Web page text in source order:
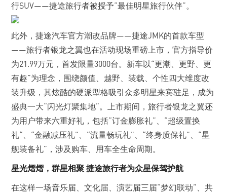
行SUV——捷途旅行者被授予“最佳明星旅行伙伴”。
此外，捷途汽车官方潮改品牌——捷途JMK的首款车型
——旅行者银龙之翼也在活动现场重磅上市，官方指导价
为21.99万元，首发限量3000台。新车以“更潮、更野、更
有趣”为理念，围绕颜值、越野、装载、个性四大维度改
装升级，其炫酷的硬派型格吸引众多明星来宾驻足，成为
盛典一大“闪光灯聚集地”。上市期间，旅行者银龙之翼还
为用户带来六重好礼，包括“订金膨胀礼”、“超级置换
礼“、“金融减压礼”、“流量畅玩礼”、“终身质保礼”、“星
舰装备礼”，涉及购车、用车全生命周期。
星光熠熠，群星相聚 捷途旅行者为众星保驾护航
在这样一场音乐届、文化届、演艺届三届“梦幻联动”、共